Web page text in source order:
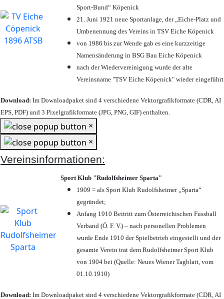
Sport-Bund“ Köpenick
21. Juni 1921 neue Sportanlage, der „Eiche-Platz und
Umbenennung des Vereins in TSV Eiche Köpenick
von 1986 bis zur Wende gab es eine kurzzeitige
Namensänderung in BSG Bau Eiche Köpenick
nach der Wiedervereinigung wurde der alte
Vereinsname "TSV Eiche Köpenick" wieder eingeführt
Download: Im Downloadpaket sind 4 verschiedene Vektorgrafikformate (CDR, AI
EPS, PDF) und 3 Pixelgrafikformate (JPG, PNG, GIF) enthalten.
×
×
Vereinsinformationen:
Sport Klub "Rudolfsheimer Sparta"
1909 = als Sport Klub Rudolfsheimer „Sparta“
gegründet;
Anfang 1910 Beitritt zum Österreichischen Fussball
Verband (Ö. F. V.) – nach personellen Problemen
wurde Ende 1910 der Spielbetrieb eingestellt und der
gesamte Verein trat dem Rudolfsheimer Sport Klub
von 1904 bei (Quelle: Neues Wiener Tagblatt, vom
01.10.1910)
Download: Im Downloadpaket sind 4 verschiedene Vektorgrafikformate (CDR, AI